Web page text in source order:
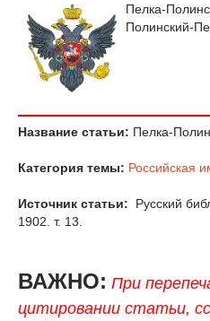
Пелка-
Полинский-
Название статьи: Пелка-
Категория темы: Российская
Источник статьи:
Русский
1902. т. 13.
ВАЖНО: При
цитировании статьи,